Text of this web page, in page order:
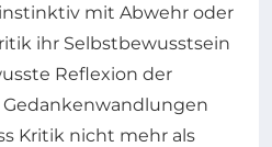
mit Abwehr oder
ihr Selbstbewusstsein
Reflexion der
Kritik nicht mehr als